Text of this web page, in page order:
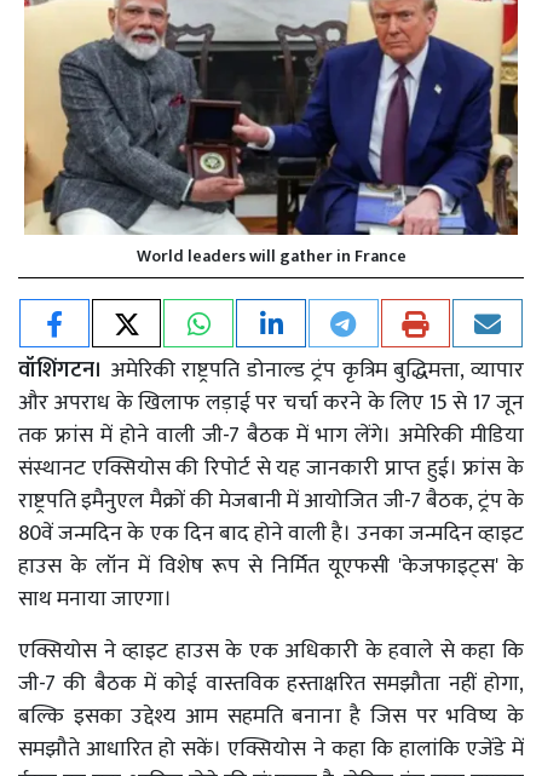
World leaders will gather in France
वॉशिंगटन। अमेरिकी राष्ट्रपति डोनाल्ड ट्रंप कृत्रिम बुद्धिमत्ता, व्यापार
और अपराध के खिलाफ लड़ाई पर चर्चा करने के लिए 15 से 17 जून
तक फ्रांस में होने वाली जी-7 बैठक में भाग लेंगे। अमेरिकी मीडिया
संस्थानट एक्सियोस की रिपोर्ट से यह जानकारी प्राप्त हुई। फ्रांस के
राष्ट्रपति इमैनुएल मैक्रों की मेजबानी में आयोजित जी-7 बैठक, ट्रंप के
80वें जन्मदिन के एक दिन बाद होने वाली है। उनका जन्मदिन व्हाइट
हाउस के लॉन में विशेष रूप से निर्मित यूएफसी 'केजफाइट्स' के
साथ मनाया जाएगा।
एक्सियोस ने व्हाइट हाउस के एक अधिकारी के हवाले से कहा कि
जी-7 की बैठक में कोई वास्तविक हस्ताक्षरित समझौता नहीं होगा,
बल्कि इसका उद्देश्य आम सहमति बनाना है जिस पर भविष्य के
समझौते आधारित हो सकें। एक्सियोस ने कहा कि हालांकि एजेंडे में